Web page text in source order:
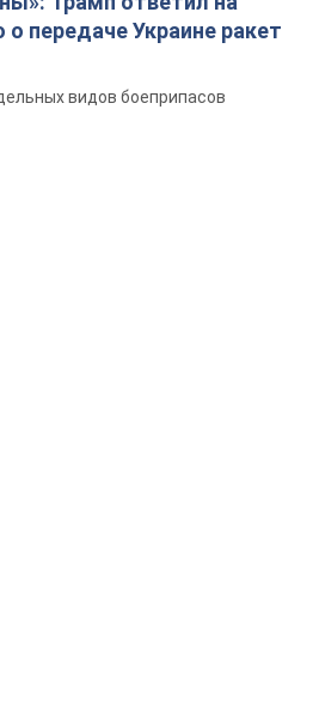
о передаче Украине ракет
видов боеприпасов